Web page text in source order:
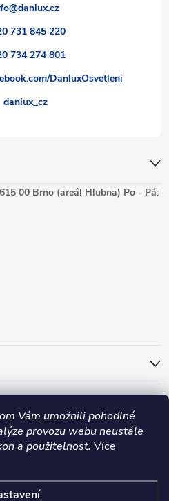
Vám umožnili pohodlné
provozu webu neustále
a použitelnost. Více
@danlux.cz
731 845 220
734 274 801
DanluxOsvetleni
danlux_cz
00 Brno (areál Hlubna) Po - Pá: